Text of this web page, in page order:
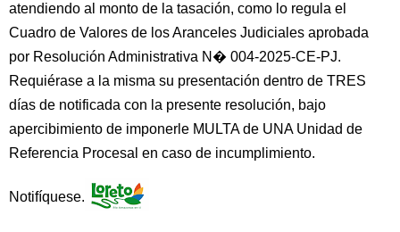
atendiendo al monto de la tasación, como lo regula el
Cuadro de Valores de los Aranceles Judiciales aprobada
por Resolución Administrativa N� 004-2025-CE-PJ.
Requiérase a la misma su presentación dentro de TRES
días de notificada con la presente resolución, bajo
apercibimiento de imponerle MULTA de UNA Unidad de
Referencia Procesal en caso de incumplimiento.
Notifíquese.